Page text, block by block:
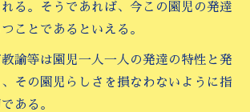
る。そうであれば、今この園児の発達
ことであるといえる。
諭等は園児一人一人の発達の特性と発
その園児らしさを損なわないように指
ある。